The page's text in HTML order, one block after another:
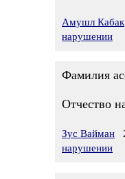
Амушл Кабак
нарушении
Фамилия
Отчество
Зус Вайман
нарушении